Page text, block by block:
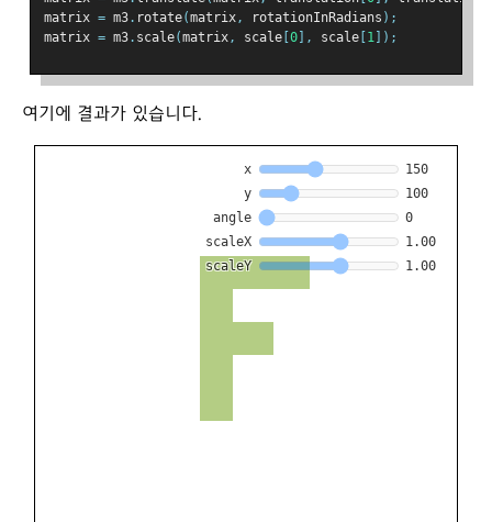
matrix = m3. rotate(matrix, rotationInRadians );
matrix = m3. scale(matrix, scale 0 ], scale 1 ]);
여기에 결과가 있습니다.